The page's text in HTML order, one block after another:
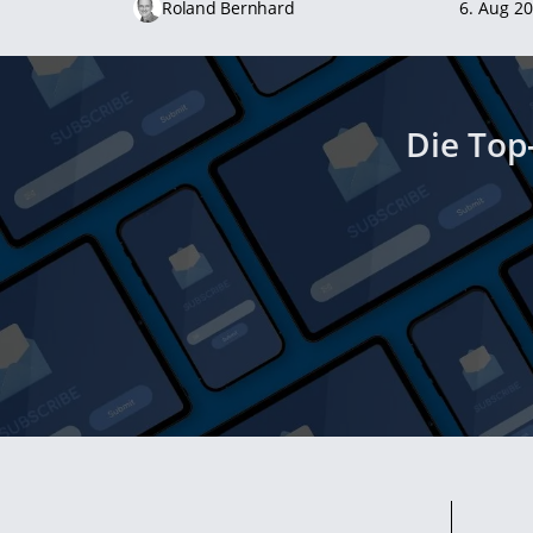
Roland Bernhard 6. Aug
Die